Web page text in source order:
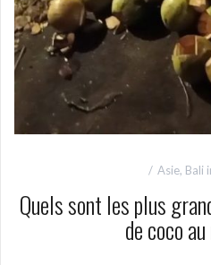
Asie, Bali
Quels sont les plus
de coco